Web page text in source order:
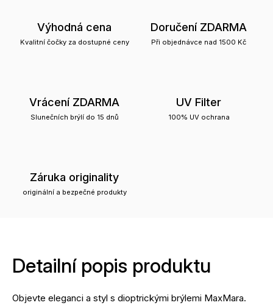
Výhodná cena
Kvalitní čočky za dostupné ceny
Doručení ZDARMA
Při objednávce nad 1500 Kč
Vrácení ZDARMA
Slunečních brýlí do 15 dnů
UV Filter
100% UV ochrana
Záruka originality
originální a bezpečné produkty
Detailní popis produktu
Objevte eleganci a styl s dioptrickými brýlemi MaxMara.